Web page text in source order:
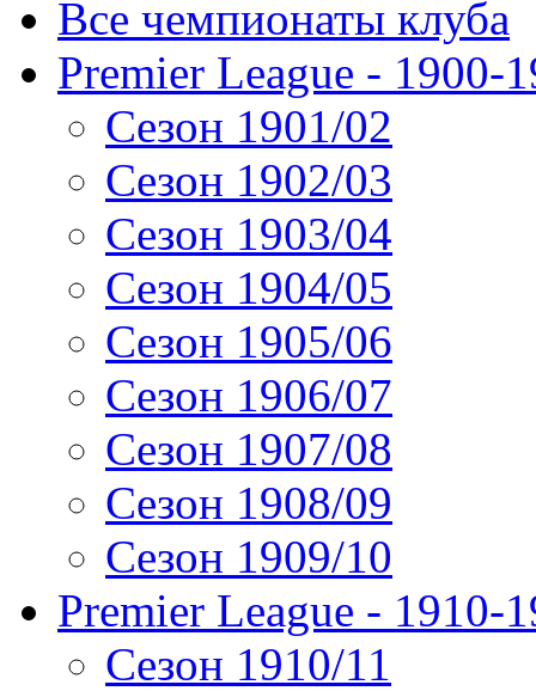
Все чемпионаты клуба
Premier League - 1900-
Сезон 1901/02
Сезон 1902/03
Сезон 1903/04
Сезон 1904/05
Сезон 1905/06
Сезон 1906/07
Сезон 1907/08
Сезон 1908/09
Сезон 1909/10
Premier League - 1910-
Сезон 1910/11